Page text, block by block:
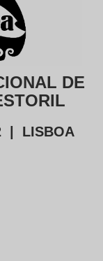
DE
LISBOA